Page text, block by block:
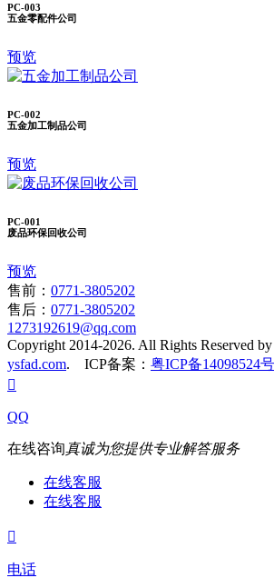
PC-003
五金零配件公司
预览
PC-002
五金加工制品公司
预览
PC-001
废品环保回收公司
预览
售前： 0771-3805202
售后： 0771-3805202
1273192619@qq.com
Copyright 2014-2026. All Rights Reserved
ysfad.com. ICP备案： 粤ICP备14098524

QQ
在线咨询真诚为您提供专业解答服务
在线客服
在线客服

电话